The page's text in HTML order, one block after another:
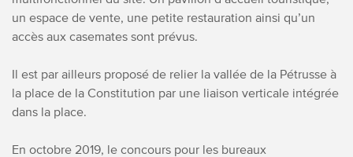
un espace de vente, une petite restauration ainsi qu’un
accès aux casemates sont prévus.
Il est par ailleurs proposé de relier la vallée de la Pétrusse à
la place de la Constitution par une liaison verticale intégrée
dans la place.
En octobre 2019, le concours pour les bureaux